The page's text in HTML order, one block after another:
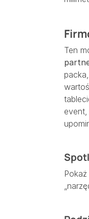
Ten